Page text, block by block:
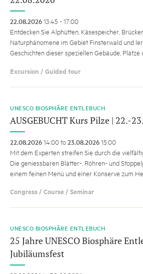
22.08.202613:45 - 17:00
Entdecken Sie Alphütten, Käsespeicher,
Naturphänomene im Gebiet Finsterwald und
Geschichten dieser speziellen Gebäude, Plätze
Excursion / Guided tour
UNESCO BIOSPHÄRE ENTLEBUCH
AUSGEBUCHT Kurs Pilze | 22.-
22.08.202614:00 to23.08.202615:00
Mit dem Experten streifen Sie durch die
Die geniessbaren Blätter-, Röhren- und
einem feinen Menü und einer Konserve zum
Congress / Course / Seminar
UNESCO BIOSPHÄRE ENTLEBUCH
25 Jahre UNESCO Biosphäre
Jubiläumsfest